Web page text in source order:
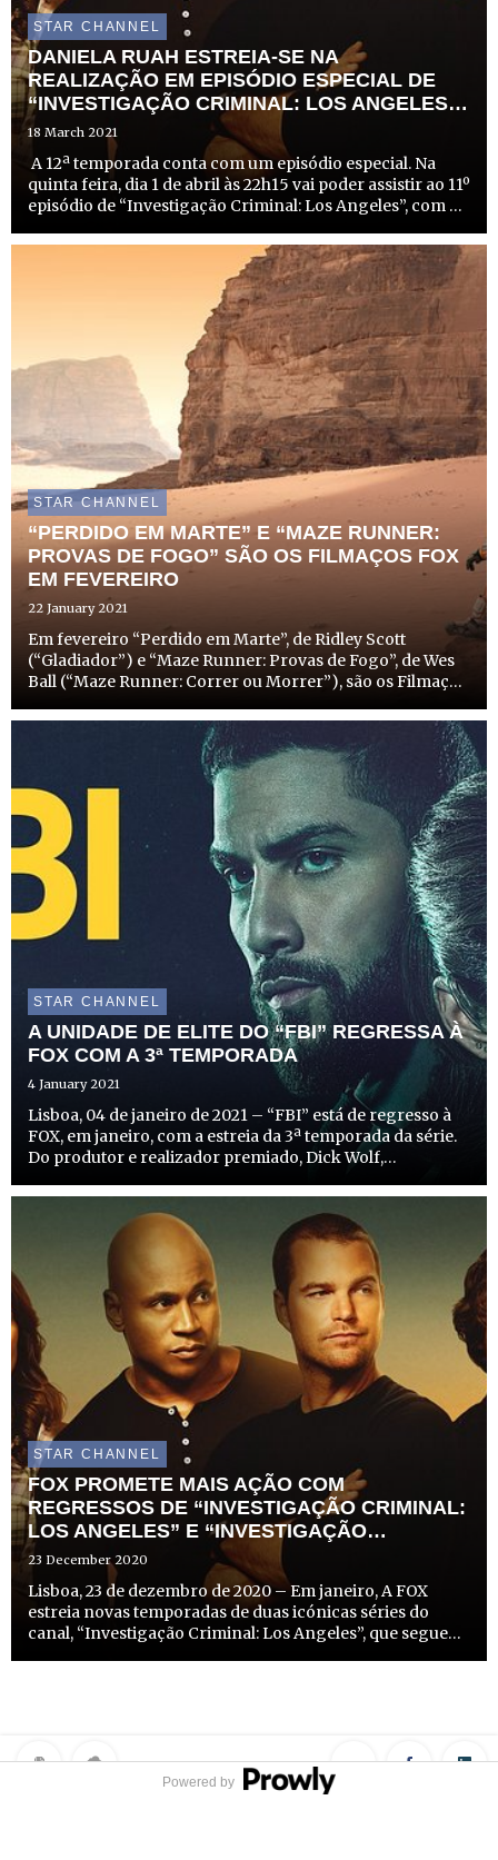
STAR CHANNEL
DANIELA RUAH ESTREIA-SE NA
REALIZAÇÃO EM EPISÓDIO ESPECIAL DE
“INVESTIGAÇÃO CRIMINAL: LOS ANGELES”
NA FOX
18 March 2021
A 12ª temporada conta com um episódio especial. Na
quinta feira, dia 1 de abril às 22h15 vai poder assistir ao 11º
episódio de “Investigação Criminal: Los Angeles”, com a
papel de Kensi Blye. A atriz de 37 anos est...
STAR CHANNEL
“PERDIDO EM MARTE” E “MAZE RUNNER:
PROVAS DE FOGO” SÃO OS FILMAÇOS FOX
EM FEVEREIRO
22 January 2021
Em fevereiro “Perdido em Marte”, de Ridley Scott
(“Gladiador”) e “Maze Runner: Provas de Fogo”, de Wes
Ball (“Maze Runner: Correr ou Morrer”), são os Filmaços
entusiasmantes de Mark Watney (Matt Damon) em Marte
STAR CHANNEL
A UNIDADE DE ELITE DO “FBI” REGRESSA À
FOX COM A 3ª TEMPORADA
4 January 2021
Lisboa, 04 de janeiro de 2021 – “FBI” está de regresso à
FOX, em janeiro, com a estreia da 3ª temporada da série.
Do produtor e realizador premiado, Dick Wolf,
drama intenso que explora o funcionamento interno do
STAR CHANNEL
FOX PROMETE MAIS AÇÃO COM
REGRESSOS DE “INVESTIGAÇÃO CRIMINAL:
LOS ANGELES” E “INVESTIGAÇÃO
CRIMINAL: NEW ORLEANS”
23 December 2020
Lisboa, 23 de dezembro de 2020 – Em janeiro, A FOX
estreia novas temporadas de duas icónicas séries do
canal, “Investigação Criminal: Los Angeles”, que segue
Powered by